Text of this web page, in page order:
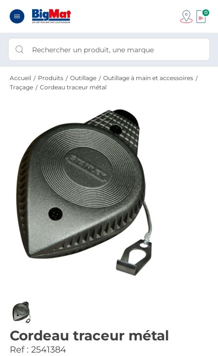
0
Accueil Produits Outillage
Outillage à main et accessoires
Traçage
Cordeau traceur métal
Cordeau traceur métal
Ref : 2541384